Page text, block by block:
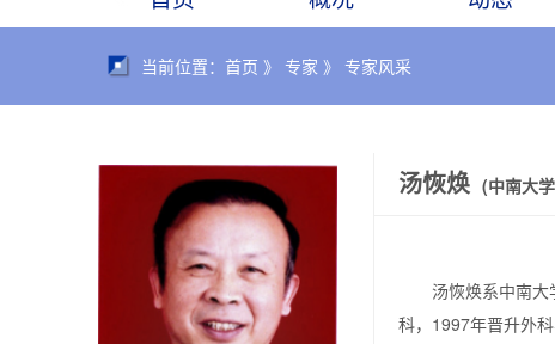
当前位置：首页 》 专家 》 专家风采
汤恢焕 (中南大
汤恢焕系中南大
科， 1997年晋升外